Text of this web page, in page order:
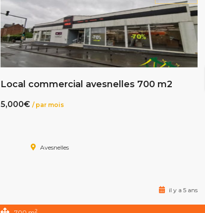
Local commercial avesnelles 700 m2
5,000€ / par mois
Avesnelles
il y a 5 ans
2